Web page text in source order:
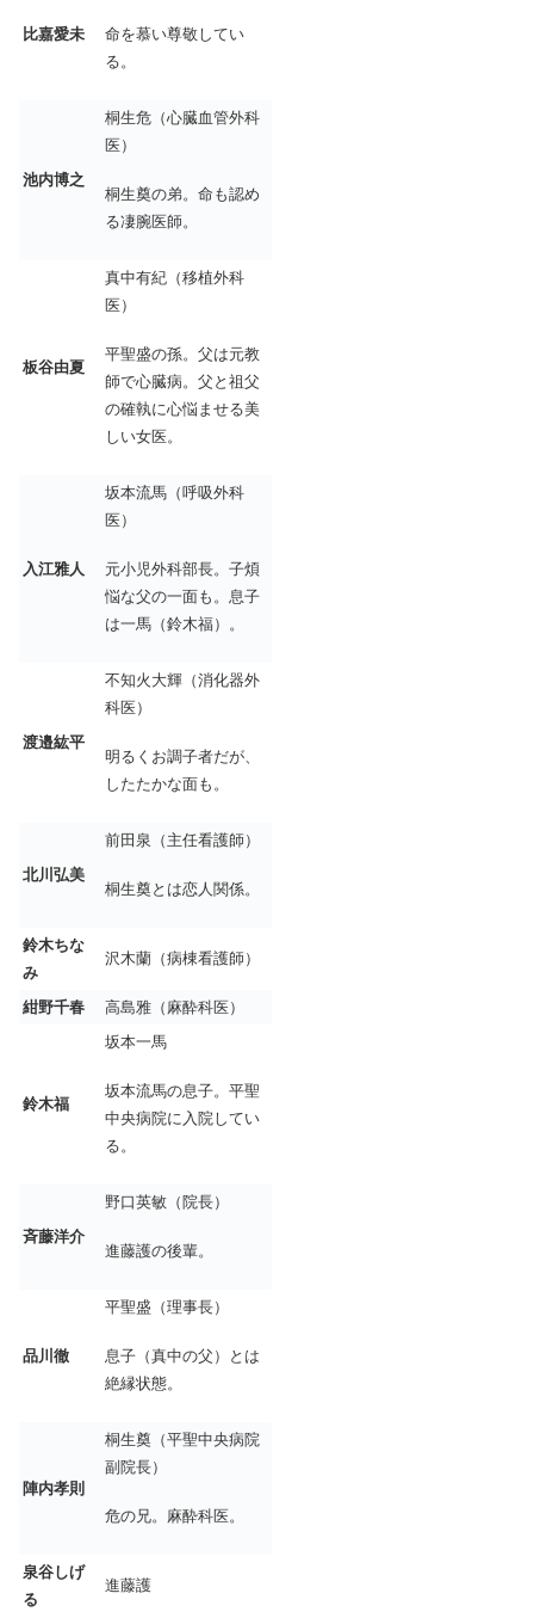
比嘉愛未
命を慕い尊敬してい
る。
池内博之
桐生危（心臓血管外科
医）
桐生奠の弟。命も認め
る凄腕医師。
板谷由夏
真中有紀（移植外科
医）
平聖盛の孫。父は元教
師で心臓病。父と祖父
の確執に心悩ませる美
しい女医。
入江雅人
坂本流馬（呼吸外科
医）
元小児外科部長。子煩
悩な父の一面も。息子
は一馬（鈴木福）。
渡邉紘平
不知火大輝（消化器外
科医）
明るくお調子者だが、
したたかな面も。
北川弘美
前田泉（主任看護師）
桐生奠とは恋人関係。
鈴木ちな
み
沢木蘭（病棟看護師）
紺野千春 高島雅（麻酔科医）
鈴木福
坂本一馬
坂本流馬の息子。平聖
中央病院に入院してい
る。
斉藤洋介
野口英敏（院長）
進藤護の後輩。
品川徹
平聖盛（理事長）
息子（真中の父）とは
絶縁状態。
陣内孝則
桐生奠（平聖中央病院
副院長）
危の兄。麻酔科医。
泉谷しげ
る
進藤護